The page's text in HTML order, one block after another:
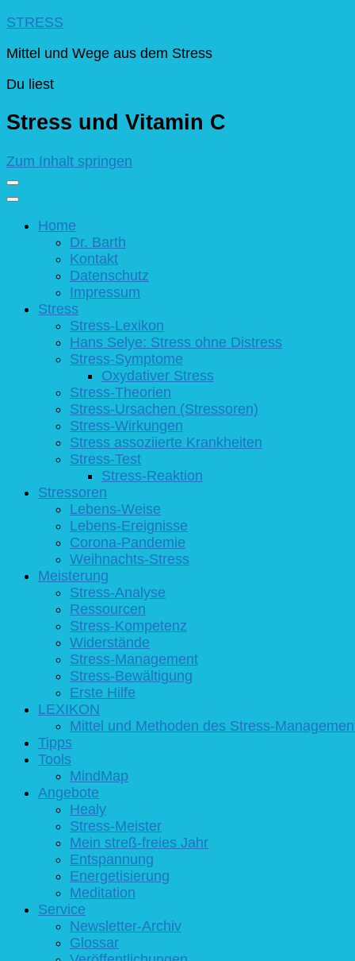
STRESS
Mittel und Wege aus dem Stress
Du liest
Stress und Vitamin C
Zum Inhalt springen
Home
Dr. Barth
Kontakt
Datenschutz
Impressum
Stress
Stress-Lexikon
Hans Selye: Stress ohne Distress
Stress-Symptome
Oxydativer Stress
Stress-Theorien
Stress-Ursachen (Stressoren)
Stress-Wirkungen
Stress assoziierte Krankheiten
Stress-Test
Stress-Reaktion
Stressoren
Lebens-Weise
Lebens-Ereignisse
Corona-Pandemie
Weihnachts-Stress
Meisterung
Stress-Analyse
Ressourcen
Stress-Kompetenz
Widerstände
Stress-Management
Stress-Bewältigung
Erste Hilfe
LEXIKON
Mittel und Methoden des Stress-
Tipps
Tools
MindMap
Angebote
Healy
Stress-Meister
Mein streß-freies Jahr
Entspannung
Energetisierung
Meditation
Service
Newsletter-Archiv
Glossar